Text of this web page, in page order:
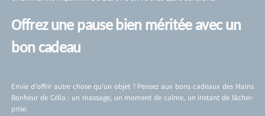
Offrez une pause bien méritée avec un
bon cadeau
Envie d’offrir autre chose qu’un objet ? Pensez aux bons cadeaux des Mains
Bonheur de Célia : un massage, un moment de calme, un instant de lâcher-
prise.